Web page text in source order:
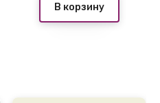
В корзину